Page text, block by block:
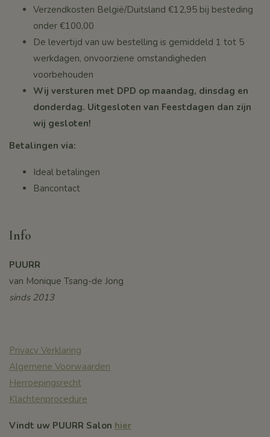
Verzendkosten België/Duitsland €12,95 bij besteding
onder €100,00
De levertijd van uw bestelling is gemiddeld 1 tot 5
werkdagen, onvoorziene omstandigheden
voorbehouden
Wij versturen met DPD op maandag, dinsdag en
donderdag. Uitgesloten van Feestdagen dan zijn
wij gesloten!
Betalingen via:
Ideal betalingen
Bancontact
Info
PUURR
van Monique Tsang-de Jong
sinds 2013
Privacy Verklaring
Algemene Voorwaarden
Herroepingsrecht
Klachtenprocedure
Vindt uw PUURR Salon hier